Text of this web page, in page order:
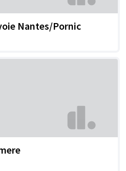
Nantes/Pornic